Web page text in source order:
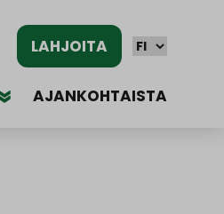
AJANKOHTAISTA
LAHJOITA